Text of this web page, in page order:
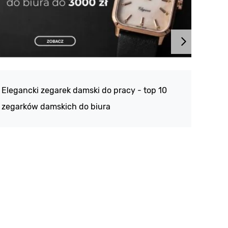
Elegancki zegarek damski do pracy - top 10
zegarków damskich do biura